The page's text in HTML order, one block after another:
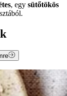
, egy sütőtökös